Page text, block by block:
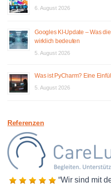
6. August 2026
Googles KI-Update – Was
wirklich bedeuten
5. August 2026
Was ist PyCharm? Eine
5. August 2026
Referenzen
Wir sind mit